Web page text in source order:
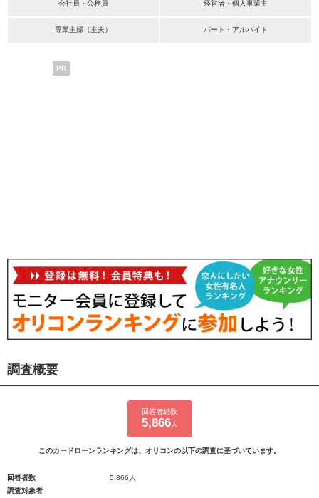
会社員・公務員 経営者・個人事業主
専業主婦（主夫） パート・アルバイト
PR
調査概要
回答者総数
5,866人
このカードローンランキングは、オリコンの以下の調査に基づいています。
回答者数
5,866人
調査対象者